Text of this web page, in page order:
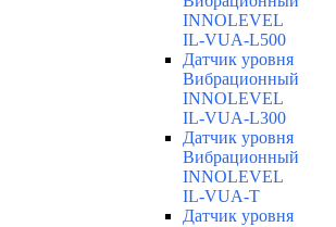
INNOLEVEL
IL-VUA-L500
Датчик уровня
Вибрационный
INNOLEVEL
IL-VUA-L300
Датчик уровня
Вибрационный
INNOLEVEL
IL-VUA-T
Датчик уровня